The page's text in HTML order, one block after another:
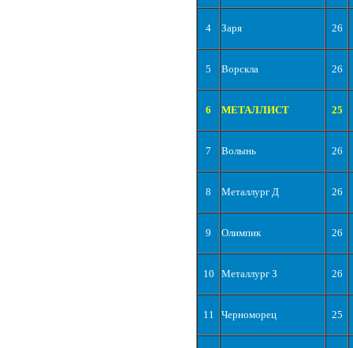
4 Заря 26
5 Ворскла 26
6 МЕТАЛЛИСТ 25
7 Волынь 26
8 Металлург Д 26
9 Олимпик 26
10 Металлург З 26
11 Черноморец 25